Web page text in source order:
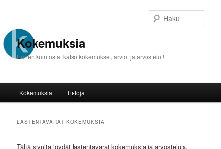
Kokemuksia
Ennen kuin ostat katso kokemukset, arviot ja arvostelut!
Siirry sisältöön
Siirry toissijaiseen sisältöön
Kokemuksia Tietoja
LASTENTAVARAT KOKEMUKSIA
Tältä sivulta löydät lastentavarat kokemuksia ja arvosteluja.